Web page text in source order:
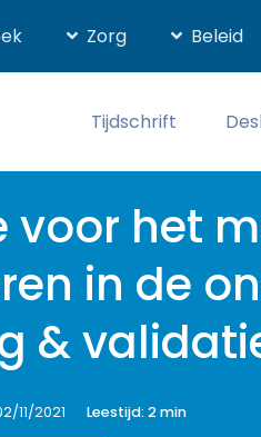
Zorg Beleid
Tijdschrift
voor het
in de
&
11/2021 Leestijd: 2min